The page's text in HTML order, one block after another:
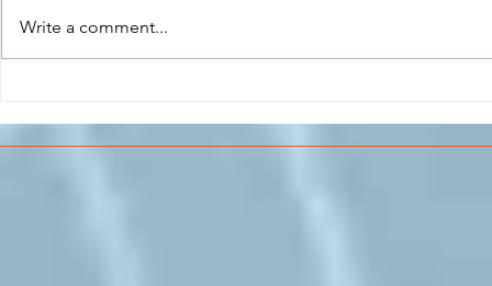
PERCORSO DI
FORMAZIONE SCUOLA
superiori
Write a comment...